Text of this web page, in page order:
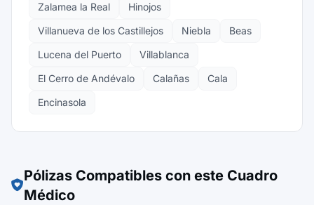
Zalamea la Real
Hinojos
Villanueva de los Castillejos
Niebla
Beas
Lucena del Puerto
Villablanca
El Cerro de Andévalo
Calañas
Cala
Encinasola
Pólizas Compatibles con este Cuadro
Médico